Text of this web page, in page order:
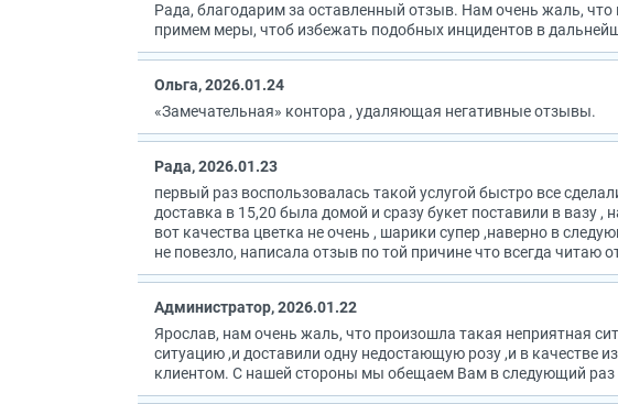
Рада, благодарим за оставленный отзыв. Нам очень жаль,
примем меры, чтоб избежать подобных инцидентов в
Ольга, 2026.01.24
«Замечательная» контора , удаляющая негативные отзывы.
Рада, 2026.01.23
первый раз воспользовалась такой услугой быстро все
доставка в 15,20 была домой и сразу букет поставили в вазу
вот качества цветка не очень , шарики супер ,наверно в
не повезло, написала отзыв по той причине что всегда читаю
Администратор, 2026.01.22
Ярослав, нам очень жаль, что произошла такая неприятная
ситуацию ,и доставили одну недостающую розу ,и в качестве
клиентом. С нашей стороны мы обещаем Вам в следующий